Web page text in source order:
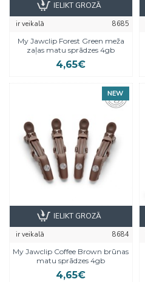
ir veikalā
8685
My Jawclip Forest Green meža
zaļas matu sprādzes 4gb
4,65€
IELIKT GROZĀ
NEW
ir veikalā
8684
My Jawclip Coffee Brown brūnas
matu sprādzes 4gb
4,65€
IELIKT GROZĀ